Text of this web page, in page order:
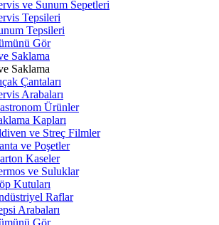
ve Sunum Sepetleri
Tepsileri
Tepsileri
Gör
Saklama
Saklama
Çantaları
Arabaları
Ürünler
Kapları
ve Streç Filmler
ve Poşetler
Kaseler
ve Suluklar
Kutuları
Raflar
Arabaları
Gör